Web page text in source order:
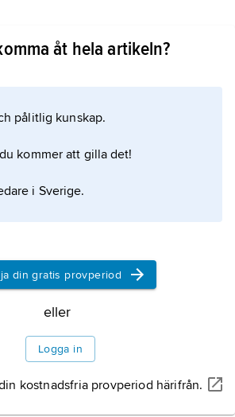
åt hela artikeln?
pålitlig kunskap.
kommer att gilla det!
i Sverige.
din gratis provperiod
eller
Logga in
kostnadsfria provperiod härifrån.